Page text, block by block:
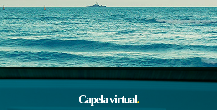
Capela virtual.